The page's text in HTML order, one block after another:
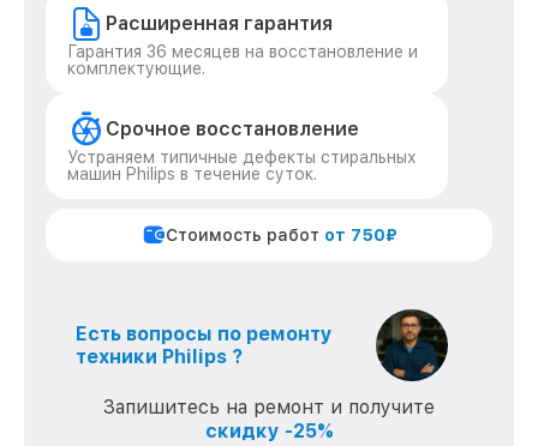
Расширенная гарантия
Гарантия 36 месяцев на восстановление и
комплектующие.
Срочное восстановление
Устраняем типичные дефекты стиральных
машин Philips в течение суток.
Стоимость работ от 750₽
Есть вопросы по ремонту
техники Philips ?
Запишитесь на ремонт и получите
скидку -25%